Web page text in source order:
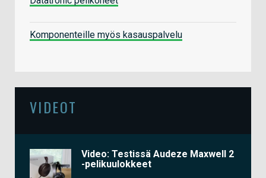
Komponenteille myös kasauspalvelu
VIDEOT
Video: Testissä Audeze Maxwell 2
-pelikuulokkeet